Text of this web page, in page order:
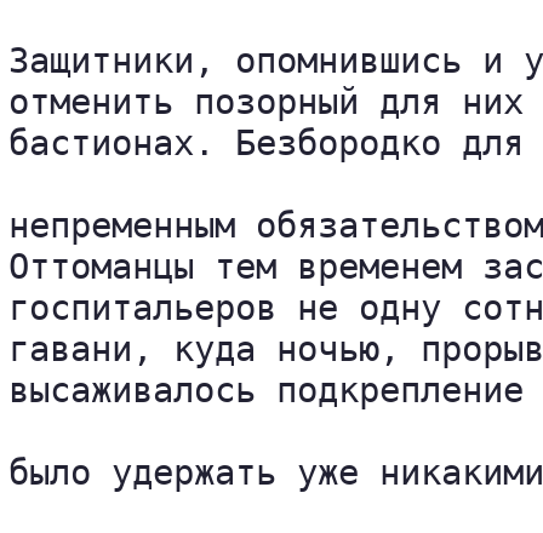
Защитники, опомнившись и
отменить позорный для
бастионах. Безбородко
непременным
Оттоманцы тем временем
госпитальеров не одну
гавани, куда ночью,
высаживалось
было удержать уже